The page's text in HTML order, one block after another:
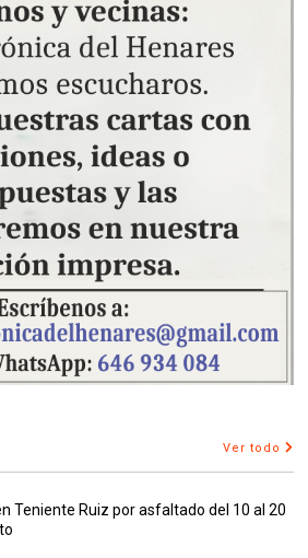
Ver todo
Teniente Ruiz por asfaltado del 10 al 20